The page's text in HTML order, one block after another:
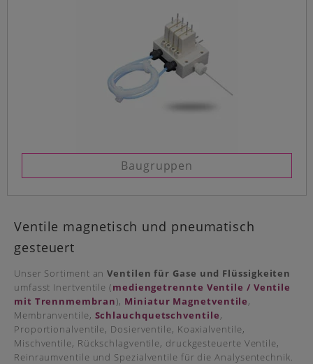
Baugruppen
Ventile magnetisch und pneumatisch
gesteuert
Unser Sortiment anVentilen für Gase und Flüssigkeiten
umfasst Inertventile (mediengetrennte Ventile / Ventile
mit Trennmembran), Miniatur Magnetventile,
Membranventile, Schlauchquetschventile,
Proportionalventile, Dosierventile, Koaxialventile,
Mischventile, Rückschlagventile, druckgesteuerte Ventile,
Reinraumventile und Spezialventile für die Analysentechnik.